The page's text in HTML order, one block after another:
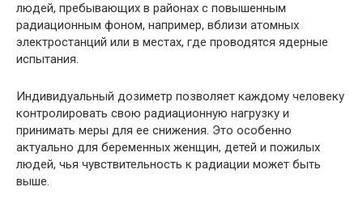
людей, пребывающих в районах с повышенным
радиационным фоном, например, вблизи атомных
электростанций или в местах, где проводятся ядерные
испытания.
Индивидуальный дозиметр позволяет каждому человеку
контролировать свою радиационную нагрузку и
принимать меры для ее снижения. Это особенно
актуально для беременных женщин, детей и пожилых
людей, чья чувствительность к радиации может быть
выше.